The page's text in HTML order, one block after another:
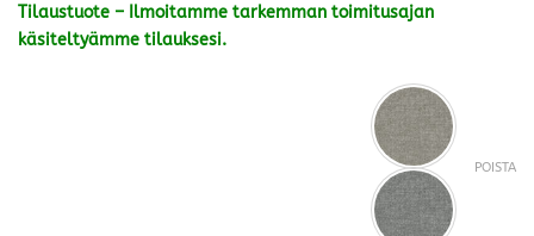
Tilaustuote – Ilmoitamme tarkemman toimitusajan
käsiteltyämme tilauksesi.
POISTA